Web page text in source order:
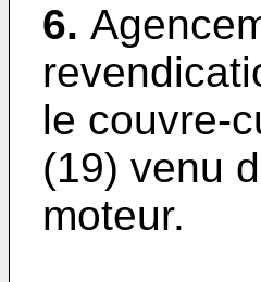
6.
le couvre-
(19) venu
moteur.